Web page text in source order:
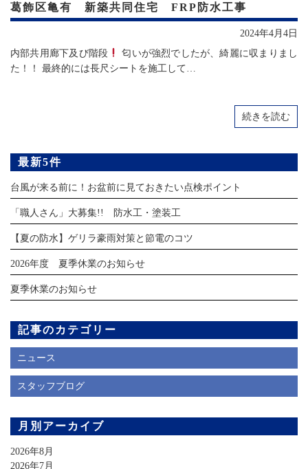
葛飾区亀有 新築共同住宅 FRP防水工事
2024年4月4日
内部共用廊下及び階段
匂いが強烈でしたが、綺麗に収まりまし
た！！ 最終的には長尺シートを施工して…
続きを読む
最新5件
台風が来る前に！お盆前に見ておきたい点検ポイント
「職人さん」大募集!! 防水工・塗装工
【夏の防水】ゲリラ豪雨対策と節電のコツ
2026年度 夏季休業のお知らせ
夏季休業のお知らせ
記事のカテゴリー
ニュース
スタッフブログ
月別アーカイブ
2026年8月
2026年7月